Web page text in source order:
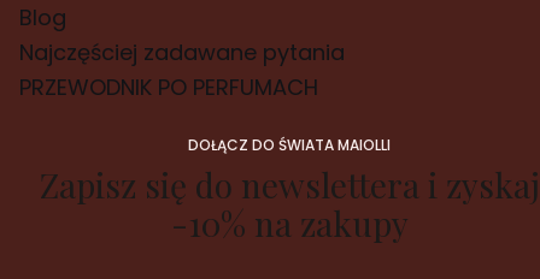
Blog
Najczęściej zadawane pytania
PRZEWODNIK PO PERFUMACH
DOŁĄCZ DO ŚWIATA MAIOLLI
Zapisz się do newslettera i zyskaj
-10% na zakupy